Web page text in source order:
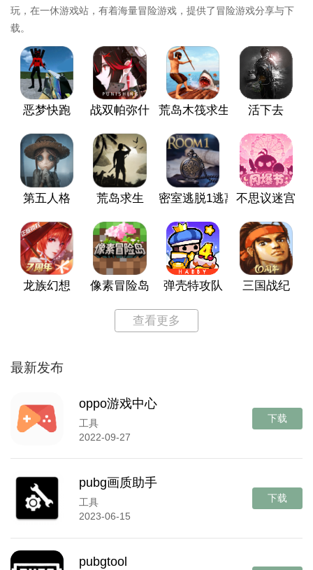
玩，在一休游戏站，有着海量冒险游戏，提供了冒险游戏分享与下
载。
恶梦快跑 战双帕弥什 荒岛木筏求生 活下去
第五人格 荒岛求生 密室逃脱1逃离地牢不思议迷宫
龙族幻想 像素冒险岛 弹壳特攻队 三国战纪
查看更多
最新发布
oppo游戏中心
工具
2022-09-27
下载
pubg画质助手
工具
2023-06-15
下载
pubgtool